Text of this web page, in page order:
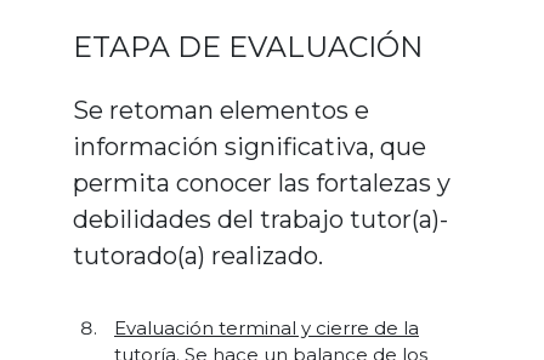
ETAPA DE EVALUACIÓN
Se retoman elementos e
información significativa, que
permita conocer las fortalezas y
debilidades del trabajo tutor(a)-
tutorado(a) realizado.
Evaluación terminal y cierre de la
tutoría. Se hace un balance de los